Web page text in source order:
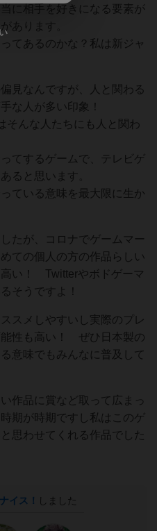
に相手を好きになる要素が
あります。
てあるのかな？私は新ジャ
見なんですが、人と関わる
な人が多い印象！
そんな人たちにも人と関わ
てするゲームで、テレビゲ
ると思います。
ている意味を最大限に生か
たが、コロナでゲームマー
ての個人の方の作品らしい
い！ Twitterやボドゲーマ
そうですよ！
スメしやすいし実際のプレ
性も高い！ ぜひ日本製の
意味でもみんなに普及して
作品に賞など取って広まっ
期が時期ですし私はこのゲ
思わせてくれる作品でした
ナイス！ しました